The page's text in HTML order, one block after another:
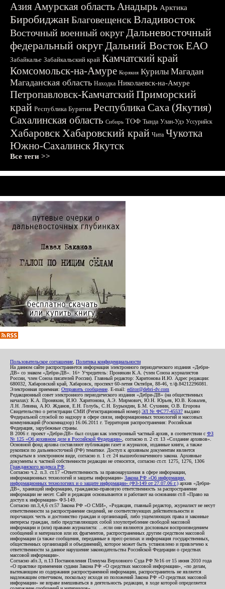
АзияАмурская область Анадырь Арктика
БиробиджанБлаговещенскВладивосток
Восточный военный округДальневосточный
федеральный округДальний ВостокЕАО
Забайкалье Забайкальский край Камчатский край
Комсомольск-на-Амуре Корякия Курилы Магадан
Магаданская область Находка Николаевск-на-Амуре
Петропавловск-КамчатскийПриморский
край Республика Бурятия Республика Саха (Якутия)
Сахалинская область Сибирь ТОФ Тында Улан-Удэ Уссурийск
ХабаровскХабаровский край Чита Чукотка
Южно-СахалинскЯкутск
Все теги >>
Пользовательское соглашение Политика конфиденциальности
На данном сайте распространяется информация электронного периодического издания «Дебри-
ДВ» со знаком «Дебри-ДВ». 16+ Учредитель: Пронякин К.А. (член Союза журналистов
России, член Союза писателей России). Главный редактор: Харитонова И.Ю. Адрес редакции:
680032, Хабаровский край, Хабаровск, проспект 60-летия Октября, 88-46, т./ф.84212296081.
Электронная приемная: Отправить сообщение . E-mail: editor@debri-dv.com
Редакционный совет электронного периодического издания «Дебри-ДВ» (на общественных
началах): К.А. Пронякин, И.Ю. Харитонова, А.Э. Мирмович, Ю.Н. Юрьев, Ю.В. Ковалев,
Л.Н. Левина, А.Ю. Жданов, Е.Н. Голубь, С.Н. Бурындин, Б.М. Сухинин, О.В. Егорова
Свидетельство о регистрации СМИ (Регистрационный номер) ЭЛ № ФС77-45537 выдано
Федеральной службой по надзору в сфере связи, информационных технологий и массовых
коммуникаций (Роскомнадзор) 16.06.2011 г. Территория распространения: Российская
Федерация, зарубежные страны.
В 2006 г. проект «Дебри-ДВ» был создан как электронный частный архив, в соответствии с ФЗ
№ 125 «Об архивном деле в Российской Федерации» , согласно п. 2 ст. 13 «Создание архивов».
Основной фонд архива составляют публикации газет и журналов, изданные книги, а также
рукописи по дальневосточной (РФ) тематике. Доступ к архивным документам является
открытым в электронном виде, согласно п. 1 ст. 24 вышеобозначенного закона. Архивные
документы к частной собственности редакции не относятся, согласно ст.ст. 1275, 1276, 1306
Гражданского кодекса РФ
Согласно ч.2. п.3. ст.17 «Ответственность за правонарушения в сфере информации,
информационных технологий и защиты информации» Закона РФ «Об информации,
информационных технологиях и о защите информации» (ФЗ-149 от 27.07.06 г.) архив «Дебри-
ДВ», хранящий информацию, гражданско-правовую ответственность за распространение
информации не несет. Сайт и редакция основываются и работают на основании ст.8 «Право на
доступ к информации» ФЗ-149.
Согласно пп.3,4,6 ст.57 Закона РФ «О СМИ», «Редакция, главный редактор, журналист не несут
ответственности за распространение сведений, не соответствующих действительности и
порочащих честь и достоинство граждан и организаций, либо ущемляющих права и законные
интересы граждан, либо представляющих собой злоупотребление свободой массовой
информации и (или) правами журналиста: ...если они являются дословным воспроизведением
сообщений и материалов или их фрагментов, распространенных другим средством массовой
информации (а также сообщения, переданные в пресс-релизах и информация государственных,
общественных организаций и объединений), которое может быть установлено и привлечено к
ответственности за данное нарушение законодательства Российской Федерации о средствах
массовой информации».
Согласно абз.3, п.13 Постановления Пленума Верховного Суда РФ №16 от 15 июня 2010 года
«О практике применения судами Закона РФ «О средствах массовой информации», «по делам,
вытекающим из содержания распространенной информации, распространитель не является
надлежащим ответчиком, поскольку исходя из положений Закона РФ «О средствах массовой
информации» не вправе вмешиваться в деятельность редакции, в ходе которой определяется